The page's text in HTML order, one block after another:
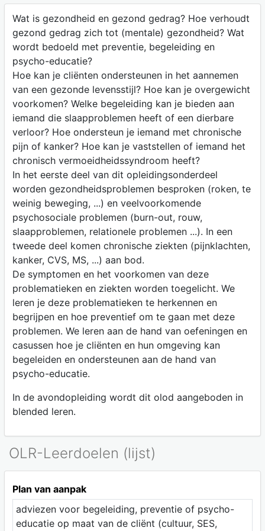
Wat is gezondheid en gezond gedrag? Hoe verhoudt
gezond gedrag zich tot (mentale) gezondheid? Wat
wordt bedoeld met preventie, begeleiding en
psycho-educatie?
Hoe kan je cliënten ondersteunen in het aannemen
van een gezonde levensstijl? Hoe kan je overgewicht
voorkomen? Welke begeleiding kan je bieden aan
iemand die slaapproblemen heeft of een dierbare
verloor? Hoe ondersteun je iemand met chronische
pijn of kanker? Hoe kan je vaststellen of iemand het
chronisch vermoeidheidssyndroom heeft?
In het eerste deel van dit opleidingsonderdeel
worden gezondheidsproblemen besproken (roken, te
weinig beweging, ...) en veelvoorkomende
psychosociale problemen (burn-out, rouw,
slaapproblemen, relationele problemen ...). In een
tweede deel komen chronische ziekten (pijnklachten,
kanker, CVS, MS, ...) aan bod.
De symptomen en het voorkomen van deze
problematieken en ziekten worden toegelicht. We
leren je deze problematieken te herkennen en
begrijpen en hoe preventief om te gaan met deze
problemen. We leren aan de hand van oefeningen en
casussen hoe je cliënten en hun omgeving kan
begeleiden en ondersteunen aan de hand van
psycho-educatie.
In de avondopleiding wordt dit olod aangeboden in
blended leren.
OLR-Leerdoelen (lijst)
Plan van aanpak
adviezen voor begeleiding, preventie of psycho-
educatie op maat van de cliënt (cultuur, SES,